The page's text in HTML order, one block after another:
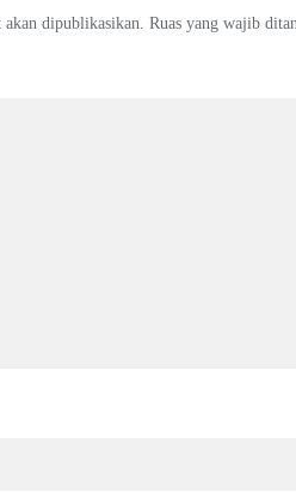
dipublikasikan. Ruas yang wajib